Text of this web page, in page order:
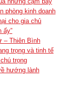
phòng kinh doanh
cho gia chủ
ấy”
– Thiên Bình
trọng và tinh tế
trọng
hướng lành